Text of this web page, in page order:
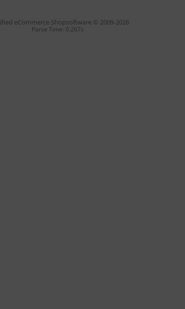
ified eCommerce Shopsoftware © 2009-2026
Parse Time: 0.267s